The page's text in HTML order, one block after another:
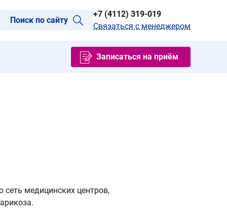
Поиск по сайту
+7 (4112) 319-019
Связаться с менеджером
Записаться на приём
сеть медицинских центров,